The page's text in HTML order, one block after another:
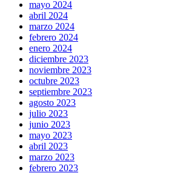
mayo 2024
abril 2024
marzo 2024
febrero 2024
enero 2024
diciembre 2023
noviembre 2023
octubre 2023
septiembre 2023
agosto 2023
julio 2023
junio 2023
mayo 2023
abril 2023
marzo 2023
febrero 2023